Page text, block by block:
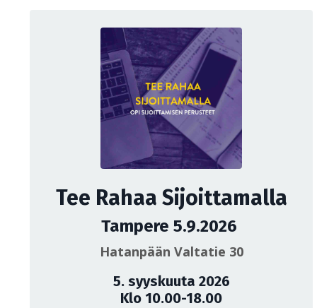
Tee Rahaa Sijoittamalla
Tampere 5.9.2026
Hatanpään Valtatie 30
5. syyskuuta 2026
Klo 10.00-18.00